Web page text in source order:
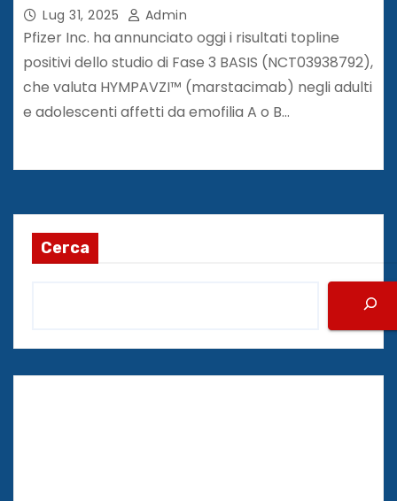
Lug 31, 2025 Admin
Pfizer Inc. ha annunciato oggi i risultati topline
positivi dello studio di Fase 3 BASIS (NCT03938792),
che valuta HYMPAVZI™ (marstacimab) negli adulti
e adolescenti affetti da emofilia A o B…
Cerca